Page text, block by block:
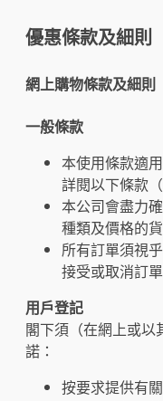
優惠條款及細則
網上購物條款及細則
一般條款
本使用條款適
詳閱以下條款
本公司會盡力
種類及價格的
所有訂單須視
接受或取消訂單
用戶登記
閣下須（在網上或以
諾：
按要求提供有